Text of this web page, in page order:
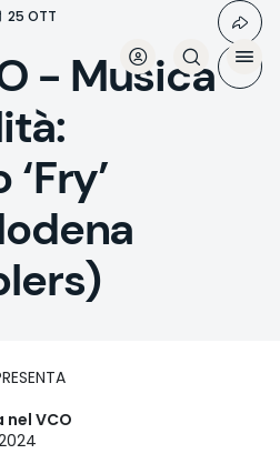
25 OTT
- Musica
VCO